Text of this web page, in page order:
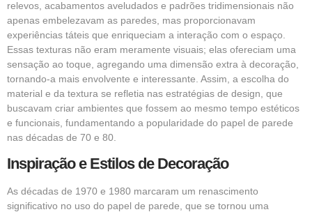
relevos, acabamentos aveludados e padrões tridimensionais não
apenas embelezavam as paredes, mas proporcionavam
experiências táteis que enriqueciam a interação com o espaço.
Essas texturas não eram meramente visuais; elas ofereciam uma
sensação ao toque, agregando uma dimensão extra à decoração,
tornando-a mais envolvente e interessante. Assim, a escolha do
material e da textura se refletia nas estratégias de design, que
buscavam criar ambientes que fossem ao mesmo tempo estéticos
e funcionais, fundamentando a popularidade do papel de parede
nas décadas de 70 e 80.
Inspiração e Estilos de Decoração
As décadas de 1970 e 1980 marcaram um renascimento
significativo no uso do papel de parede, que se tornou uma